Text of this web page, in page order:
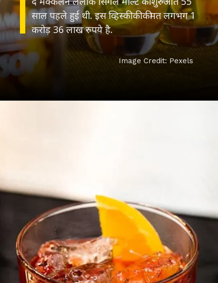
साल पहले हुई थी. इस व्हिस्की की कीमत लगभग 1
करोड़ 36 लाख रुपये है.
Image Credit: Pexels